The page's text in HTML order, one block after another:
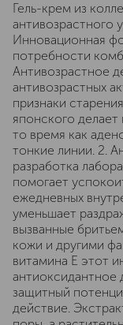
Гель-крем из
антивозрастного
Инновационная
потребности
Антивозрастное
антивозрастных
признаки
японского
то время как
тонкие линии. 2.
разработка
помогает
ежедневных
уменьшает
вызванные
кожи и другими
витамина E этот
антиоксидантное
защитный
действие.